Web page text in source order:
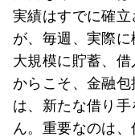
実績はすでに確
が、毎週、実際に
大規模に貯蓄、
からこそ、金融
は、新たな借り
ん。重要なのは